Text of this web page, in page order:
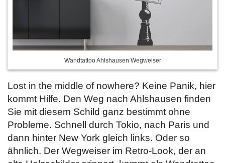
Wandtattoo Ahlshausen Wegweiser
Lost in the middle of nowhere? Keine Panik, hier
kommt Hilfe. Den Weg nach Ahlshausen finden
Sie mit diesem Schild ganz bestimmt ohne
Probleme. Schnell durch Tokio, nach Paris und
dann hinter New York gleich links. Oder so
ähnlich. Der Wegweiser im Retro-Look, der an